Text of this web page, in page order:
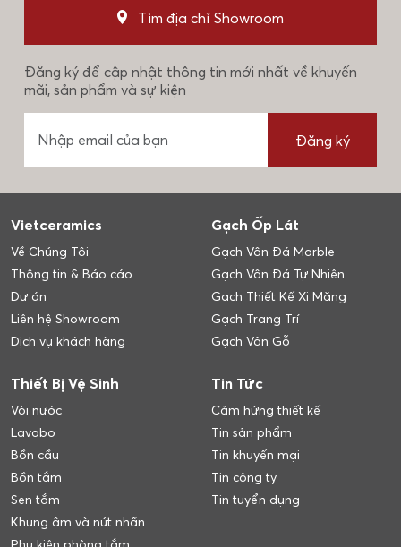
Tìm địa chỉ Showroom
Đăng ký để cập nhật thông tin mới nhất về khuyến
mãi, sản phẩm và sự kiện
Đăng ký
Vietceramics
Về Chúng Tôi
Thông tin & Báo cáo
Dự án
Liên hệ Showroom
Dịch vụ khách hàng
Gạch Ốp Lát
Gạch Vân Đá Marble
Gạch Vân Đá Tự Nhiên
Gạch Thiết Kế Xi Măng
Gạch Trang Trí
Gạch Vân Gỗ
Thiết Bị Vệ Sinh
Vòi nước
Lavabo
Bồn cầu
Bồn tắm
Sen tắm
Khung âm và nút nhấn
Tin Tức
Cảm hứng thiết kế
Tin sản phẩm
Tin khuyến mại
Tin công ty
Tin tuyển dụng